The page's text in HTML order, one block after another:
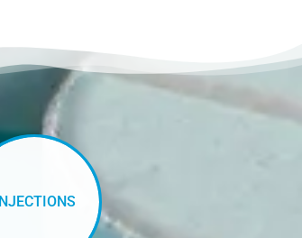
INJECTIONS